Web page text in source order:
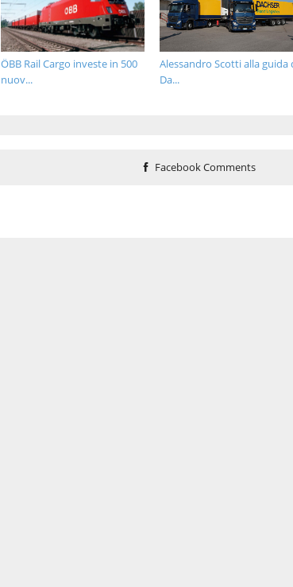
Alessandro Scotti alla guida
Da...
ÖBB Rail Cargo investe in 500
nuov...
Facebook Comments